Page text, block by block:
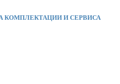
КОМПЛЕКТАЦИИ И СЕРВИСА